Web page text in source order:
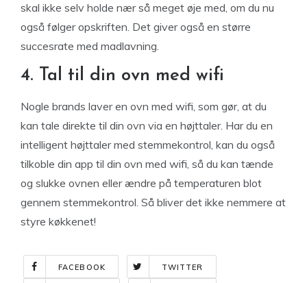
skal ikke selv holde nær så meget øje med, om du nu
også følger opskriften. Det giver også en større
succesrate med madlavning.
4. Tal til din ovn med wifi
Nogle brands laver en ovn med wifi, som gør, at du
kan tale direkte til din ovn via en højttaler. Har du en
intelligent højttaler med stemmekontrol, kan du også
tilkoble din app til din ovn med wifi, så du kan tænde
og slukke ovnen eller ændre på temperaturen blot
gennem stemmekontrol. Så bliver det ikke nemmere at
styre køkkenet!
FACEBOOK TWITTER